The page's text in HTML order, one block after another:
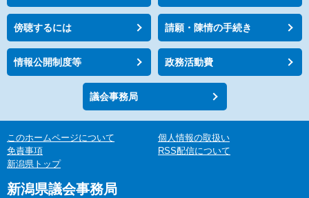
傍聴するには 請願・陳情の手続き
情報公開制度等 政務活動費
議会事務局
このホームページについて
個人情報の取扱い
免責事項
RSS配信について
新潟県トップ
新潟県議会事務局